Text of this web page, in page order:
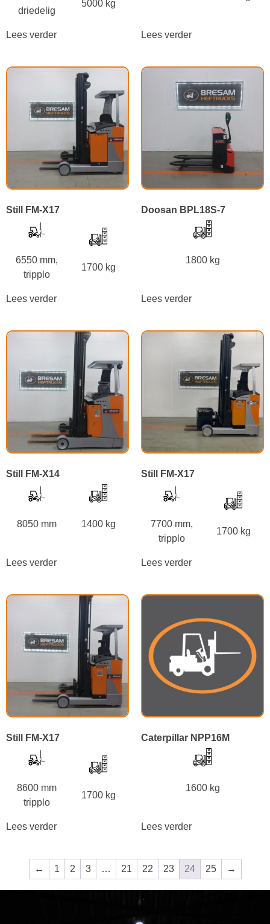
driedelig
5000 kg
Lees verder Lees verder
Still FM-X17
6550 mm,
tripplo
1700 kg
Lees verder
Doosan BPL18S-7
1800 kg
Lees verder
Still FM-X14
8050 mm 1400 kg
Lees verder
Still FM-X17
7700 mm,
tripplo
1700 kg
Lees verder
Still FM-X17
8600 mm
tripplo
1700 kg
Lees verder
Caterpillar NPP16M
1600 kg
Lees verder
← 1 2 3 … 21 22 23 24 25 →